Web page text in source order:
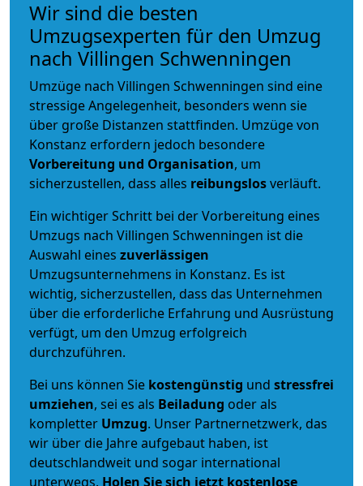
Wir sind die besten
Umzugsexperten für den Umzug
nach Villingen Schwenningen
Umzüge nach Villingen Schwenningen sind eine
stressige Angelegenheit, besonders wenn sie
über große Distanzen stattfinden. Umzüge von
Konstanz erfordern jedoch besondere
Vorbereitung und Organisation, um
sicherzustellen, dass alles reibungslosverläuft.
Ein wichtiger Schritt bei der Vorbereitung eines
Umzugs nach Villingen Schwenningen ist die
Auswahl eines zuverlässigen
Umzugsunternehmens in Konstanz. Es ist
wichtig, sicherzustellen, dass das Unternehmen
über die erforderliche Erfahrung und Ausrüstung
verfügt, um den Umzug erfolgreich
durchzuführen.
Bei uns können Sie kostengünstig und stressfrei
umziehen, sei es als Beiladung oder als
kompletter Umzug. Unser Partnernetzwerk, das
wir über die Jahre aufgebaut haben, ist
deutschlandweit und sogar international
unterwegs. Holen Sie sich jetzt kostenlose